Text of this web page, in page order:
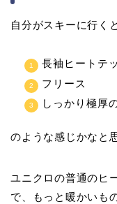
自分がスキーに行く
長袖ヒートテ
フリース
しっかり極厚
のような感じかなと
ユニクロの普通のヒ
で、もっと暖かいも